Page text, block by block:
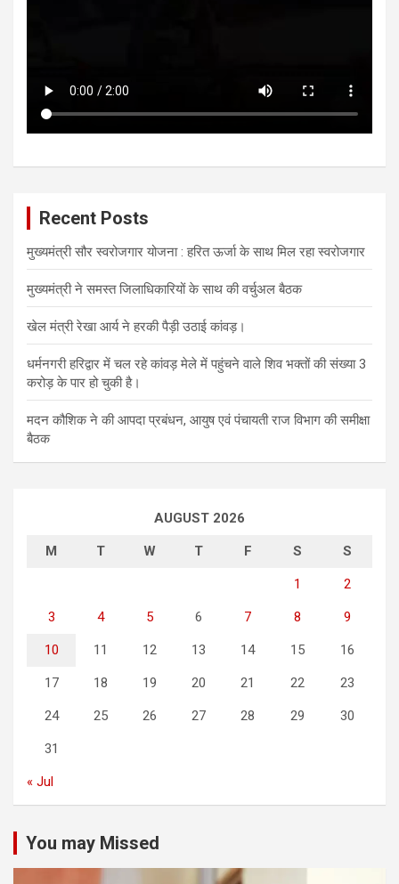
Recent Posts
मुख्यमंत्री सौर स्वरोजगार योजना : हरित ऊर्जा के साथ मिल रहा स्वरोजगार
मुख्यमंत्री ने समस्त जिलाधिकारियों के साथ की वर्चुअल बैठक
खेल मंत्री रेखा आर्य ने हरकी पैड़ी उठाई कांवड़।
धर्मनगरी हरिद्वार में चल रहे कांवड़ मेले में पहुंचने वाले शिव भक्तों की संख्या 3
करोड़ के पार हो चुकी है।
मदन कौशिक ने की आपदा प्रबंधन, आयुष एवं पंचायती राज विभाग की समीक्षा
बैठक
AUGUST 2026
M T W T F S S
1 2
3 4 5 6 7 8 9
10 11 12 13 14 15 16
17 18 19 20 21 22 23
24 25 26 27 28 29 30
31
« Jul
You may Missed